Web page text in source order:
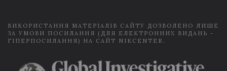
ВИКОРИСТАННЯ МАТЕРІАЛІВ САЙТУ ДОЗВОЛЕНО ЛИШЕ
ЗА УМОВИ ПОСИЛАННЯ (ДЛЯ ЕЛЕКТРОННИХ ВИДАНЬ -
ГІПЕРПОСИЛАННЯ) НА САЙТ NIKCENTER.